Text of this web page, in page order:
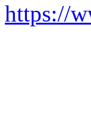
https://